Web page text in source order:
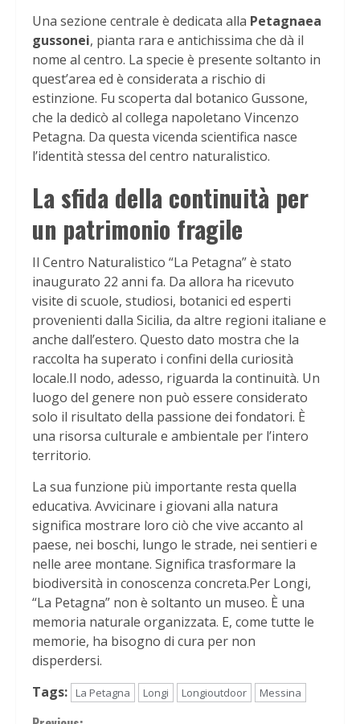
Una sezione centrale è dedicata alla Petagnaea
gussonei, pianta rara e antichissima che dà il
nome al centro. La specie è presente soltanto in
quest’area ed è considerata a rischio di
estinzione. Fu scoperta dal botanico Gussone,
che la dedicò al collega napoletano Vincenzo
Petagna. Da questa vicenda scientifica nasce
l’identità stessa del centro naturalistico.
La sfida della continuità per
un patrimonio fragile
Il Centro Naturalistico “La Petagna” è stato
inaugurato 22 anni fa. Da allora ha ricevuto
visite di scuole, studiosi, botanici ed esperti
provenienti dalla Sicilia, da altre regioni italiane e
anche dall’estero. Questo dato mostra che la
raccolta ha superato i confini della curiosità
locale.Il nodo, adesso, riguarda la continuità. Un
luogo del genere non può essere considerato
solo il risultato della passione dei fondatori. È
una risorsa culturale e ambientale per l’intero
territorio.
La sua funzione più importante resta quella
educativa. Avvicinare i giovani alla natura
significa mostrare loro ciò che vive accanto al
paese, nei boschi, lungo le strade, nei sentieri e
nelle aree montane. Significa trasformare la
biodiversità in conoscenza concreta.Per Longi,
“La Petagna” non è soltanto un museo. È una
memoria naturale organizzata. E, come tutte le
memorie, ha bisogno di cura per non
disperdersi.
Tags:
La Petagna Longi Longioutdoor Messina